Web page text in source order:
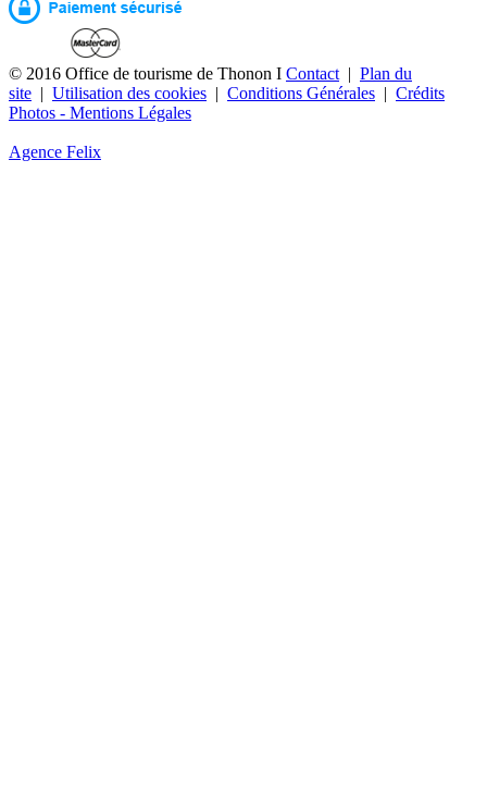
© 2016 Office de tourisme de Thonon I Contact | Plan du
site | Utilisation des cookies | Conditions Générales | Crédits
Photos - Mentions Légales
Agence Felix